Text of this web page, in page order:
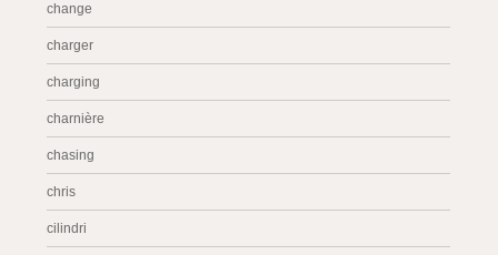
change
charger
charging
charnière
chasing
chris
cilindri